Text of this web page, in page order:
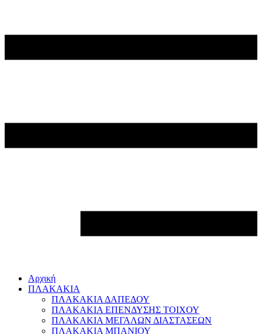
Αρχική
ΠΛΑΚΑΚΙΑ
ΠΛΑΚΑΚΙΑ ΔΑΠΕΔΟΥ
ΠΛΑΚΑΚΙΑ ΕΠΕΝΔΥΣΗΣ ΤΟΙΧΟΥ
ΠΛΑΚΑΚΙΑ ΜΕΓΑΛΩΝ ΔΙΑΣΤΑΣΕΩΝ
ΠΛΑΚΑΚΙΑ ΜΠΑΝΙΟΥ